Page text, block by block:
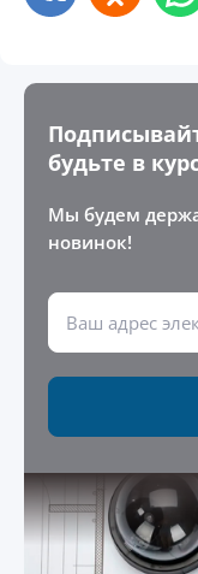
будьте в
Мы будем
новинок!